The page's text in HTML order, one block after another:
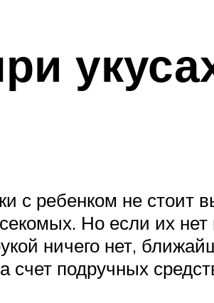
с ребенком не стоит
Но если их нет
ничего нет,
счет подручных